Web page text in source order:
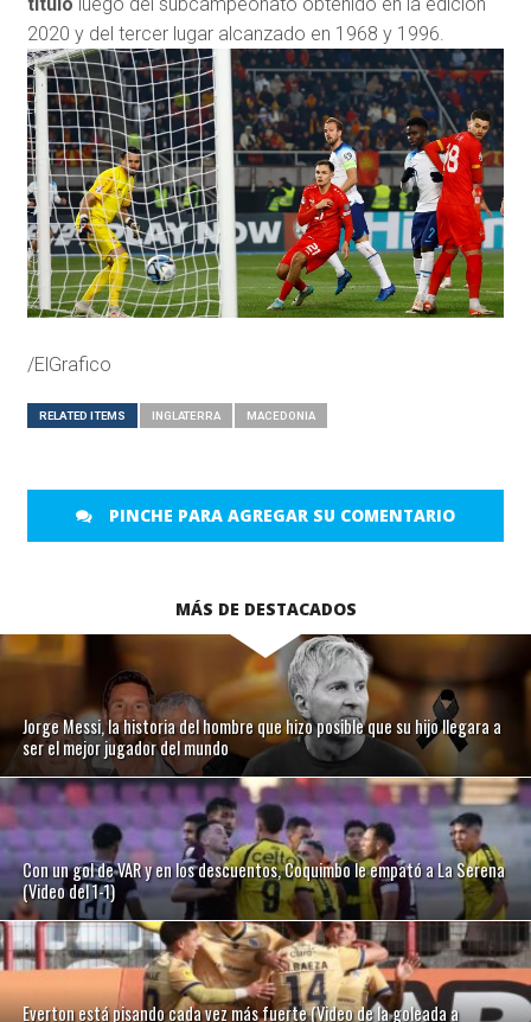
título luego del subcampeonato obtenido en la edición
2020 y del tercer lugar alcanzado en 1968 y 1996.
/ElGrafico
RELATED ITEMS INGLATERRA MACEDONIA
PINCHE PARA AGREGAR SU COMENTARIO
MÁS DE DESTACADOS
Jorge Messi, la historia del hombre que hizo posible que su hijo llegara a
ser el mejor jugador del mundo
Con un gol de VAR y en los descuentos, Coquimbo le empató a La Serena
(Video del 1-1)
Everton está pisando cada vez más fuerte (Video de la goleada a